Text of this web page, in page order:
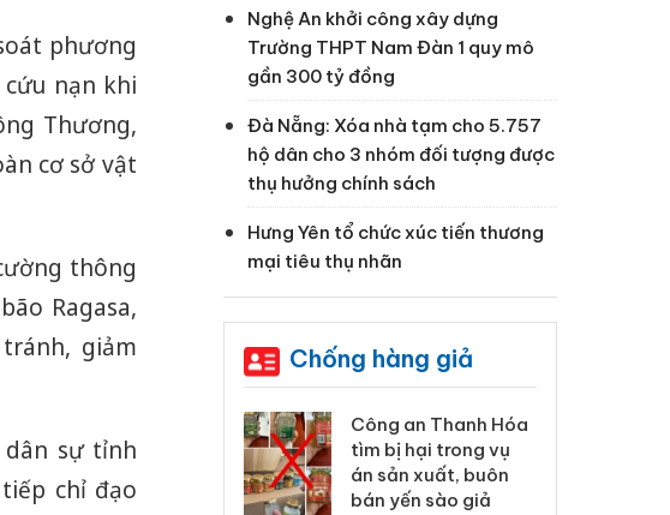
phương
nạn khi
Thương,
cơ sở vật
thông
Ragasa,
giảm
dân sự tỉnh
chỉ đạo
Nghệ An khởi công xây dựng
Trường THPT Nam Đàn 1 quy mô
gần 300 tỷ đồng
Đà Nẵng: Xóa nhà tạm cho 5.757
hộ dân cho 3 nhóm đối tượng được
thụ hưởng chính sách
Hưng Yên tổ chức xúc tiến thương
mại tiêu thụ nhãn
Chống hàng giả
tìm bị hại trong vụ
án sản xuất, buôn
bán yến sào giả
Lào Cai xử lý 83 vụ vi
phạm thương mại
trong tháng 7